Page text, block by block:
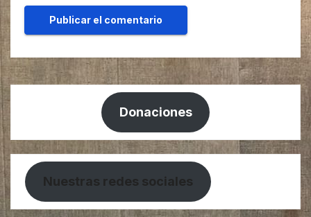
Donaciones
Nuestras redes sociales